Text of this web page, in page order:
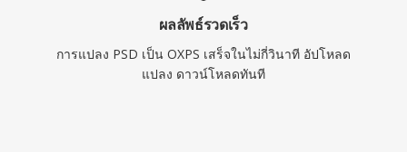
ผลลัพธ์รวดเร็ว
การแปลง PSD เป็น OXPS เสร็จในไม่กี่วินาที อัปโหลด
แปลง ดาวน์โหลดทันที